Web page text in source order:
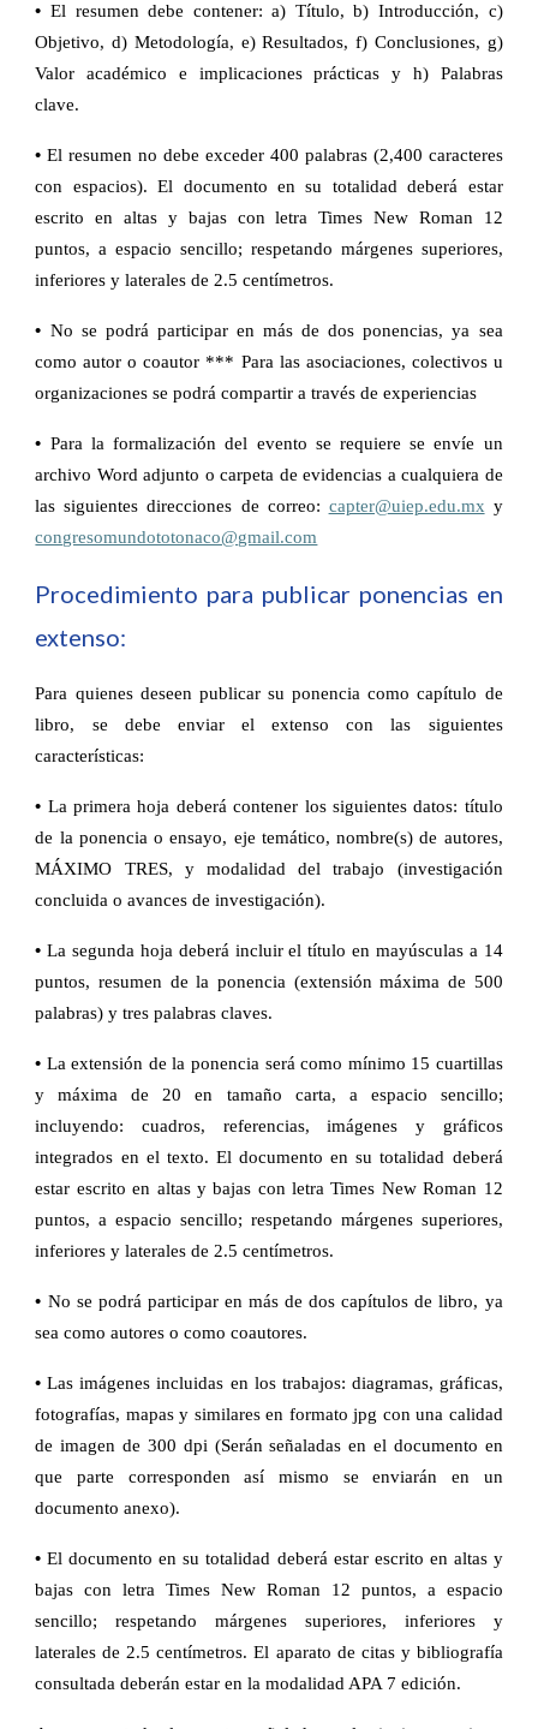
• El resumen debe contener: a) Título, b) Introducción, c)
Objetivo, d) Metodología, e) Resultados, f) Conclusiones, g)
Valor académico e implicaciones prácticas y h) Palabras
clave.
•El resumen no debe exceder 400 palabras (2,400 caracteres
con espacios). El documento en su totalidad deberá estar
escrito en altas y bajas con letra Times New Roman 12
puntos, a espacio sencillo; respetando márgenes superiores,
inferiores y laterales de 2.5 centímetros.
• No se podrá participar en más de dos ponencias, ya sea
como autor o coautor *** Para las asociaciones, colectivos u
organizaciones se podrá compartir a través de experiencias
• Para la formalización del evento se requiere se envíe un
archivo Word adjunto o carpeta de evidencias a cualquiera de
las siguientes direcciones de correo: capter@uiep.edu.mx y
congresomundototonaco@gmail.com
Procedimiento para publicar ponencias en
extenso:
Para quienes deseen publicar su ponencia como capítulo de
libro, se debe enviar el extenso con las siguientes
características:
• La primera hoja deberá contener los siguientes datos: título
de la ponencia o ensayo, eje temático, nombre(s) de autores,
MÁXIMO TRES, y modalidad del trabajo (investigación
concluida o avances de investigación).
•La segunda hoja deberá incluir el título en mayúsculas a 14
puntos, resumen de la ponencia (extensión máxima de 500
palabras) y tres palabras claves.
• La extensión de la ponencia será como mínimo 15 cuartillas
y máxima de 20 en tamaño carta, a espacio sencillo;
incluyendo: cuadros, referencias, imágenes y gráficos
integrados en el texto. El documento en su totalidad deberá
estar escrito en altas y bajas con letra Times New Roman 12
puntos, a espacio sencillo; respetando márgenes superiores,
inferiores y laterales de 2.5 centímetros.
• No se podrá participar en más de dos capítulos de libro, ya
sea como autores o como coautores.
•Las imágenes incluidas en los trabajos: diagramas, gráficas,
fotografías, mapas y similares en formato jpg con una calidad
de imagen de 300 dpi (Serán señaladas en el documento en
que parte corresponden así mismo se enviarán en un
documento anexo).
•El documento en su totalidad deberá estar escrito en altas y
bajas con letra Times New Roman 12 puntos, a espacio
sencillo; respetando márgenes superiores, inferiores y
laterales de 2.5 centímetros. El aparato de citas y bibliografía
consultada deberán estar en la modalidad APA 7 edición.